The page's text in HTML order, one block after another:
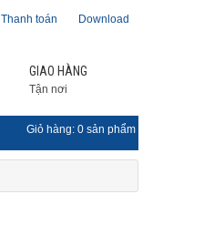
Thanh toán Download
GIAO HÀNG
Tận nơi
Giỏ hàng: 0 sản phẩm